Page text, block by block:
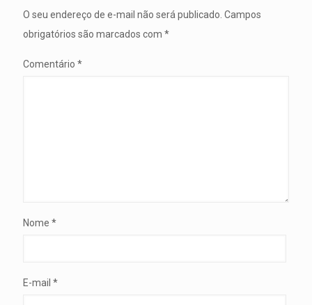
O seu endereço de e-mail não será publicado. Campos
obrigatórios são marcados com *
Comentário *
Nome *
E-mail *